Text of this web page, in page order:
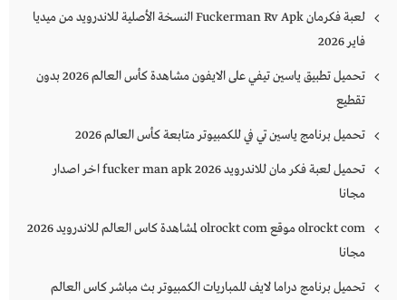
لعبة فكرمان Fuckerman Rv Apk النسخة الأصلية للاندرويد من ميديا
فاير 2026
تحميل تطبيق ياسين تيفي على الايفون مشاهدة كأس العالم 2026 بدون
تقطيع
تحميل برنامج ياسين تي في للكمبيوتر متابعة كأس العالم 2026
تحميل لعبة فكر مان للاندرويد 2026 fucker man apk اخر اصدار
مجانا
olrockt com موقع olrockt com لمشاهدة كاس العالم للاندرويد 2026
مجانا
تحميل برنامج دراما لايف للمباريات الكمبيوتر بث مباشر كاس العالم